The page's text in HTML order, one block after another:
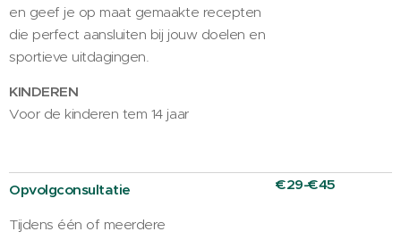
en geef je op maat gemaakte recepten
die perfect aansluiten bij jouw doelen en
sportieve uitdagingen.
KINDEREN
Voor de kinderen tem 14 jaar
Opvolgconsultatie
Tijdens één of meerdere
€29-€45